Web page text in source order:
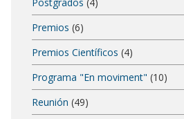
Premios (6)
Premios Científicos (4)
Programa "En moviment" (10)
Reunión (49)